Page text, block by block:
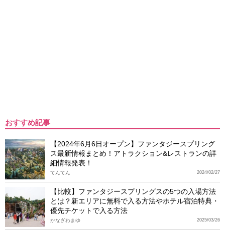
おすすめ記事
【2024年6月6日オープン】ファンタジースプリング
ス最新情報まとめ！アトラクション&レストランの詳
細情報発表！
2024/02/27
てんてん
【比較】ファンタジースプリングスの5つの入場方法
とは？新エリアに無料で入る方法やホテル宿泊特典・
優先チケットで入る方法
2025/03/26
かなざわまゆ